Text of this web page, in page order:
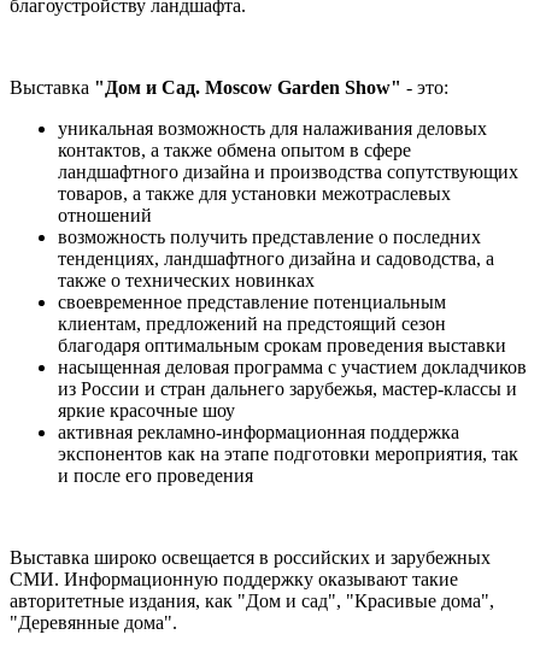
благоустройству ландшафта.
Выставка "Дом и Сад. Moscow Garden Show" - это:
уникальная возможность для налаживания деловых
контактов, а также обмена опытом в сфере
ландшафтного дизайна и производства сопутствующих
товаров, а также для установки межотраслевых
отношений
возможность получить представление о последних
тенденциях, ландшафтного дизайна и садоводства, а
также о технических новинках
своевременное представление потенциальным
клиентам, предложений на предстоящий сезон
благодаря оптимальным срокам проведения выставки
насыщенная деловая программа с участием докладчиков
из России и стран дальнего зарубежья, мастер-классы и
яркие красочные шоу
активная рекламно-информационная поддержка
экспонентов как на этапе подготовки мероприятия, так
и после его проведения
Выставка широко освещается в российских и зарубежных
СМИ. Информационную поддержку оказывают такие
авторитетные издания, как "Дом и сад", "Красивые дома",
"Деревянные дома".